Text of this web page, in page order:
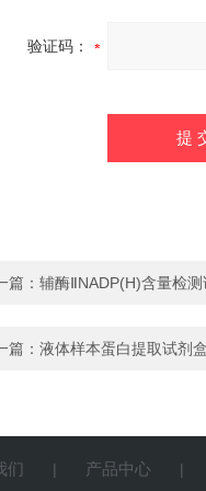
验证码：
篇： 辅酶ⅡNADP(H)含量检
篇： 液体样本蛋白提取试剂
们 | 产品中心 |